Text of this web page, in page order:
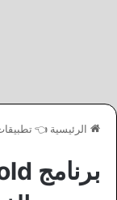
الرئيسية 👈